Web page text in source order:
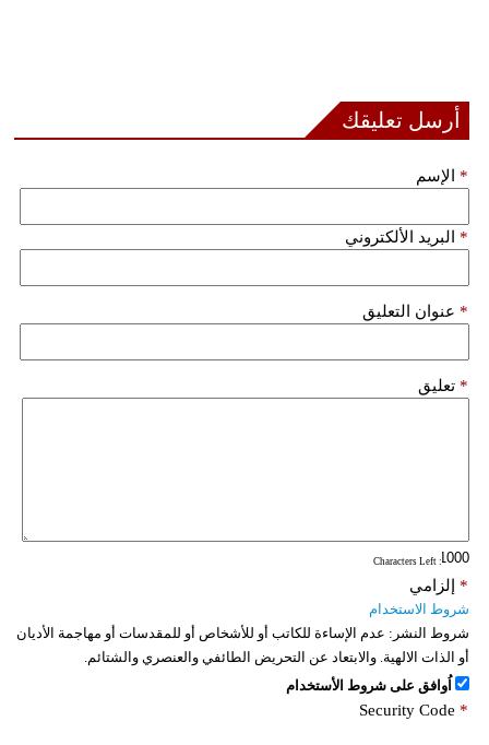
أرسل تعليقك
الإسم *
البريد الألكتروني *
عنوان التعليق *
تعليق *
: Characters Left
إلزامي *
شروط الاستخدام
شروط النشر: عدم الإساءة للكاتب أو للأشخاص أو للمقدسات أو مهاجمة الأديان
أو الذات الالهية. والابتعاد عن التحريض الطائفي والعنصري والشتائم.
اُوافق على شروط الأستخدام
Security Code *